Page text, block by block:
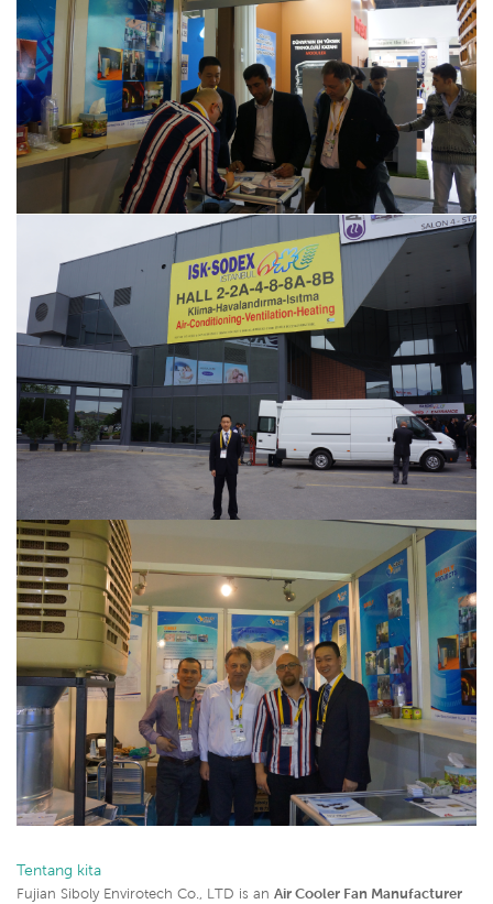
Tentang kita
Fujian Siboly Envirotech Co., LTD is an Air Cooler Fan Manufacturer